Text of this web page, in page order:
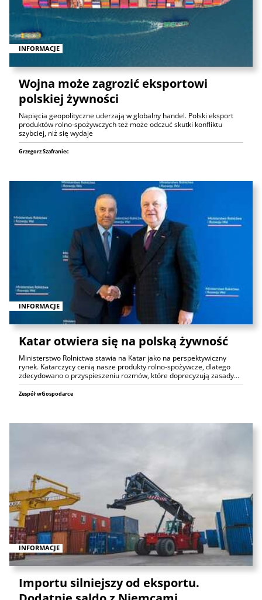
INFORMACJE
Wojna może zagrozić eksportowi
polskiej żywności
Napięcia geopolityczne uderzają w globalny handel. Polski eksport
produktów rolno-spożywczych też może odczuć skutki konfliktu
szybciej, niż się wydaje
Grzegorz Szafraniec
INFORMACJE
Katar otwiera się na polską żywność
Ministerstwo Rolnictwa stawia na Katar jako na perspektywiczny
rynek. Katarczycy cenią nasze produkty rolno-spożywcze, dlatego
zdecydowano o przyspieszeniu rozmów, które doprecyzują zasady…
Zespół wGospodarce
INFORMACJE
Importu silniejszy od eksportu.